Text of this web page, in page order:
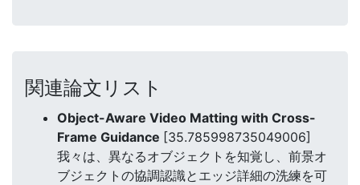
関連論文リスト
Object-Aware Video Matting with Cross-
Frame Guidance [35.785998735049006]
我々は、異なるオブジェクトを知覚し、前景オ
ブジェクトの協調認識とエッジ詳細の洗練を可